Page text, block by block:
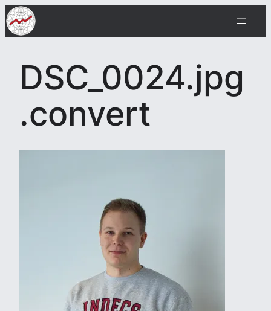
Siirry
sisältöön
DSC_0024.jpg
.convert